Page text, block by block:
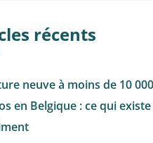
récents
neuve à moins de 10 000
en Belgique : ce qui existe